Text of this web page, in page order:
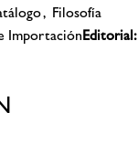
, Filosofía
ImportaciónEditorial: